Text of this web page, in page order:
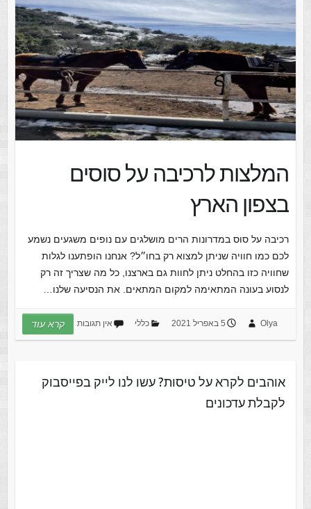
המלצות לרכיבה על סוסים
בצפון הארץ
רכיבה על סוס במדרונות הרים מושלגים עם נופים משגעים נשמע
לכם כמו חוויה שניתן למצוא רק בחו״ל? אנחנו הופתענו לגלות
שחוויה כזו בהחלט ניתן לחוות גם בארצנו, כל מה שצריך זה רק
לנסוע בעונה המתאימה למקום המתאים. את הנסיעה שלנו…
Olya 5 באפריל 2021 כללי אין תגובות קרא עוד
אוהבים לקרא על טיסות? עשו לנו לייק בפייסבוק
לקבלת עדכונים